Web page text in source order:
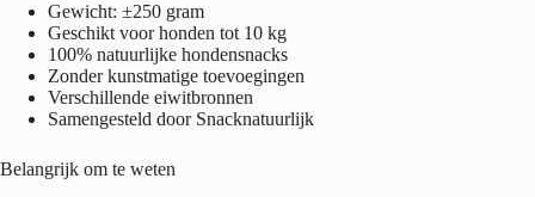
Gewicht: ±250 gram
Geschikt voor honden tot 10 kg
100% natuurlijke hondensnacks
Zonder kunstmatige toevoegingen
Verschillende eiwitbronnen
Samengesteld door Snacknatuurlijk
Belangrijk om te weten